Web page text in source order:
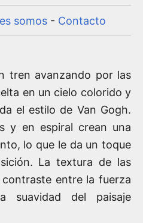
somos - Contacto
tren avanzando por las
en un cielo colorido y
el estilo de Van Gogh.
y en espiral crean una
lo que le da un toque
La textura de las
entre la fuerza
del paisaje